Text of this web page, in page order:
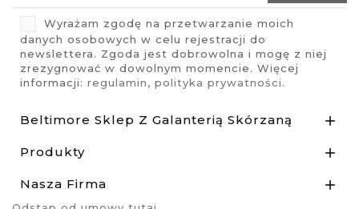
Wyrażam zgodę na przetwarzanie moich
danych osobowych w celu rejestracji do
newslettera. Zgoda jest dobrowolna i mogę z niej
zrezygnować w dowolnym momencie. Więcej
informacji: regulamin, polityka prywatności.
Beltimore Sklep Z Galanterią Skórzaną 
Produkty 
Nasza Firma 